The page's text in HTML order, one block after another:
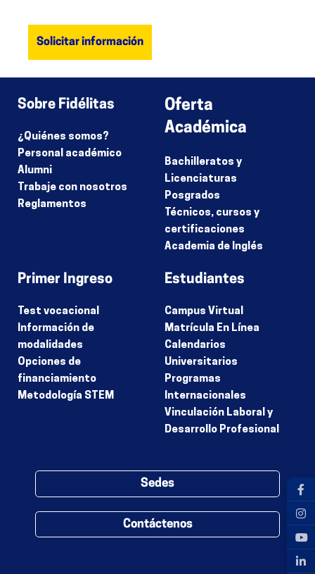
Sobre Fidélitas
¿Quiénes somos?
Personal académico
Alumni
Trabaje con nosotros
Reglamentos
Oferta
Académica
Bachilleratos y
Licenciaturas
Posgrados
Técnicos, cursos y
certificaciones
Academia de Inglés
Primer Ingreso
Test vocacional
Información de
modalidades
Opciones de
financiamiento
Metodología STEM
Estudiantes
Campus Virtual
Matrícula En Línea
Calendarios
Universitarios
Programas
Internacionales
Vinculación Laboral y
Desarrollo Profesional
Sedes
Contáctenos